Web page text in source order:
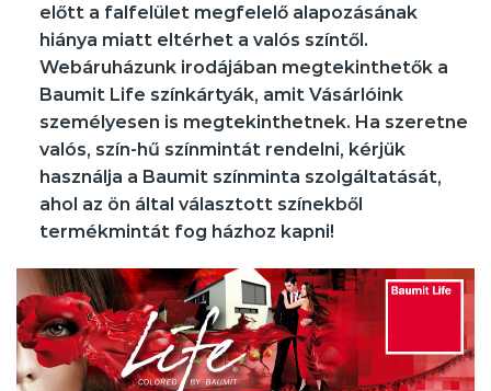
előtt a falfelület megfelelő alapozásának
hiánya miatt eltérhet a valós színtől.
Webáruházunk irodájában megtekinthetők a
Baumit Life színkártyák, amit Vásárlóink
személyesen is megtekinthetnek. Ha szeretne
valós, szín-hű színmintát rendelni, kérjük
használja a Baumit színminta szolgáltatását,
ahol az ön által választott színekből
termékmintát fog házhoz kapni!